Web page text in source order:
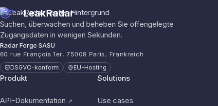
LeakRadar
Suchen, überwachen und beheben Sie offengelegte
Zugangsdaten in wenigen Sekunden.
Radar Forge SASU
60 rue François 1er, 75008 Paris, Frankreich
DSGVO-konform EU-Hosting
Produkt
API-Dokumentation ↗
Solutions
Use cases